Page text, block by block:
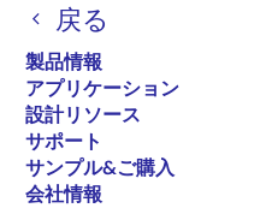
戻る
製品情報
アプリケーション
設計リソース
サポート
サンプル&ご購入
会社情報
く
ず
ページセクションへ移動：